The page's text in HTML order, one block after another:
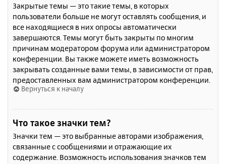
Закрытые темы — это такие темы, в которых
пользователи больше не могут оставлять сообщения, и
все находящиеся в них опросы автоматически
завершаются. Темы могут быть закрыты по многим
причинам модератором форума или администратором
конференции. Вы также можете иметь возможность
закрывать созданные вами темы, в зависимости от прав,
предоставленных вам администратором конференции.
Вернуться к началу
Что такое значки тем?
Значки тем — это выбранные авторами изображения,
связанные с сообщениями и отражающие их
содержание. Возможность использования значков тем